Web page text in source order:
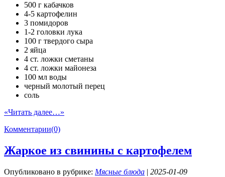
500 г кабачков
4-5 картофелин
3 помидоров
1-2 головки лука
100 г твердого сыра
2 яйца
4 ст. ложки сметаны
4 ст. ложки майонеза
100 мл воды
черный молотый перец
соль
«Читать далее…»
Комментарии(0)
Жаркое из свинины с картофелем
Опубликовано в рубрике: Мясные блюда | 2025-01-09